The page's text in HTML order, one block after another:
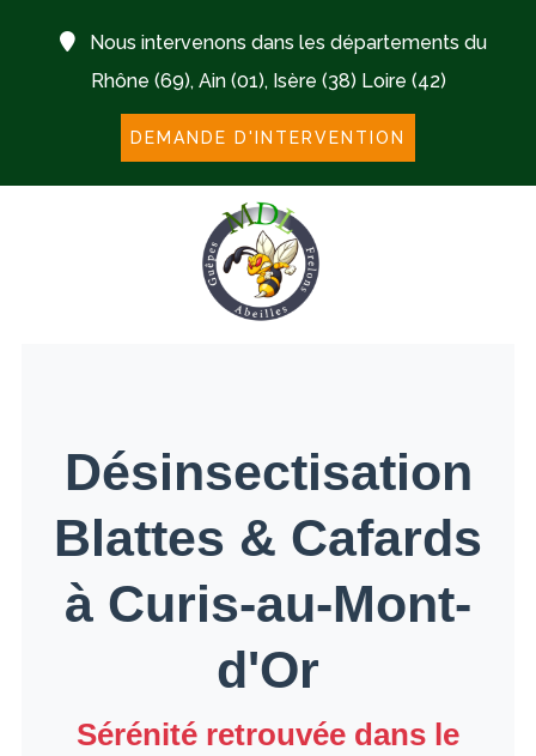
Nous intervenons dans les départements du
Rhône (69), Ain (01), Isère (38) Loire (42)
DEMANDE D'INTERVENTION
Désinsectisation
Blattes & Cafards
à Curis-au-Mont-
d'Or
Sérénité retrouvée dans le